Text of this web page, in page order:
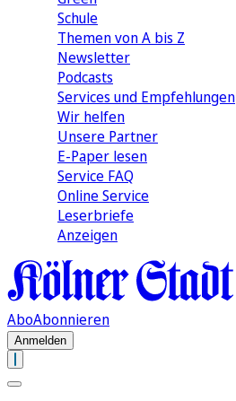
Schule
Themen von A bis Z
Newsletter
Podcasts
Services und Empfehlungen
Wir helfen
Unsere Partner
E-Paper lesen
Service FAQ
Online Service
Leserbriefe
Anzeigen
AboAbonnieren
Anmelden